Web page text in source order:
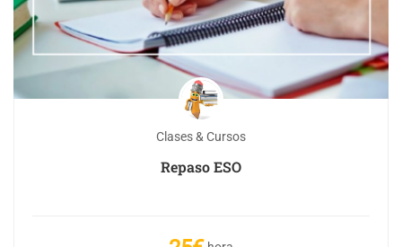
Clases & Cursos
Repaso ESO